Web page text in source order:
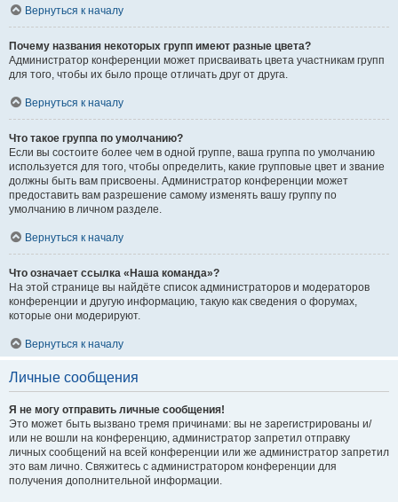
Вернуться к началу
Почему названия некоторых групп имеют разные цвета?
Администратор конференции может присваивать цвета участникам групп
для того, чтобы их было проще отличать друг от друга.
Вернуться к началу
Что такое группа по умолчанию?
Если вы состоите более чем в одной группе, ваша группа по умолчанию
используется для того, чтобы определить, какие групповые цвет и звание
должны быть вам присвоены. Администратор конференции может
предоставить вам разрешение самому изменять вашу группу по
умолчанию в личном разделе.
Вернуться к началу
Что означает ссылка «Наша команда»?
На этой странице вы найдёте список администраторов и модераторов
конференции и другую информацию, такую как сведения о форумах,
которые они модерируют.
Вернуться к началу
Личные сообщения
Я не могу отправить личные сообщения!
Это может быть вызвано тремя причинами: вы не зарегистрированы и/
или не вошли на конференцию, администратор запретил отправку
личных сообщений на всей конференции или же администратор запретил
это вам лично. Свяжитесь с администратором конференции для
получения дополнительной информации.